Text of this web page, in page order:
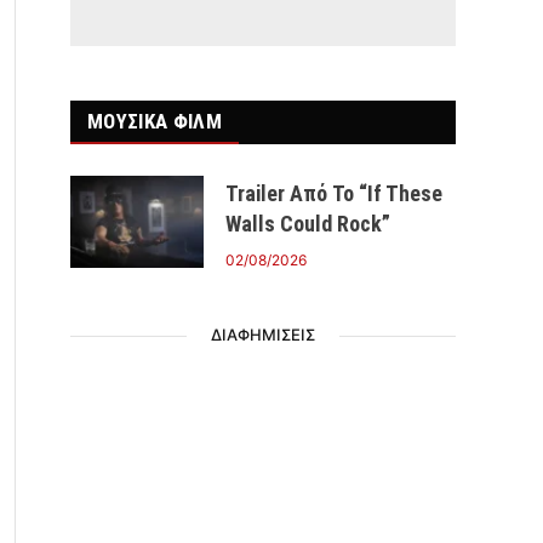
ΜΟΥΣΙΚΑ ΦΙΛΜ
Trailer Από Το “If These
Walls Could Rock”
02/08/2026
ΔΙΑΦΗΜΙΣΕΙΣ